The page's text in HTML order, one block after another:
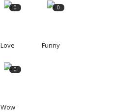
0
Love
0
Funny
0
Wow